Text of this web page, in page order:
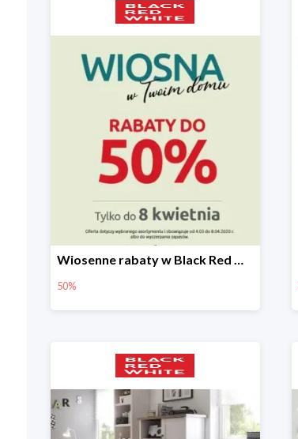
Wiosenne rabaty w Black Red White do -50%
50%